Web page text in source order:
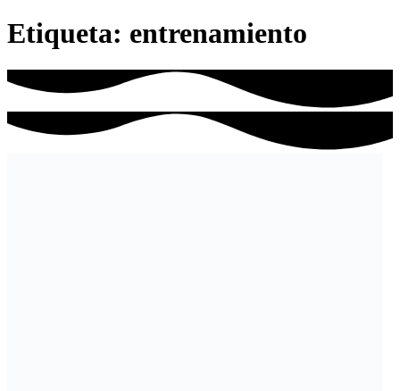
Etiqueta: entrenamiento